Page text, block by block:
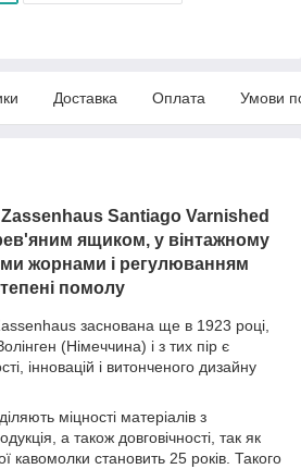
Доставка Оплата Умови
Santiago Varnished
ящиком, у вінтажному
жорнами і регулюванням
помолу
заснована ще в 1923 році,
(Німеччина) і з тих пір є
інновацій і витонченого дизайну
міцності матеріалів з
а також довговічності, так як
кавомолки становить 25 років. Такого